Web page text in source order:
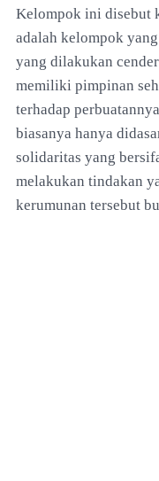
Kelompok ini disebut
adalah kelompok
yang dilakukan
memiliki pimpinan
terhadap
biasanya hanya
solidaritas yang
melakukan tindakan
kerumunan tersebut